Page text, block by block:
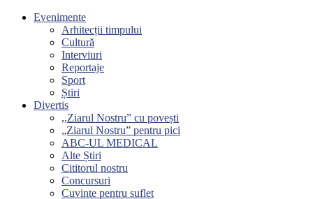
Evenimente
Arhitecții timpului
Cultură
Interviuri
Reportaje
Sport
Știri
Divertis
,,Ziarul Nostru” cu povești
„Ziarul Nostru” pentru pici
ABC-UL MEDICAL
Alte Știri
Cititorul nostru
Concursuri
Cuvinte pentru suflet